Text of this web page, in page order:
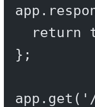
return
};
app. get (